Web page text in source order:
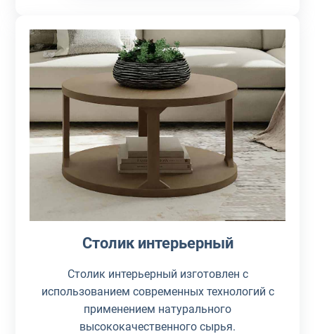
Столик интерьерный
Столик интерьерный изготовлен с
использованием современных технологий с
применением натурального
высококачественного сырья.